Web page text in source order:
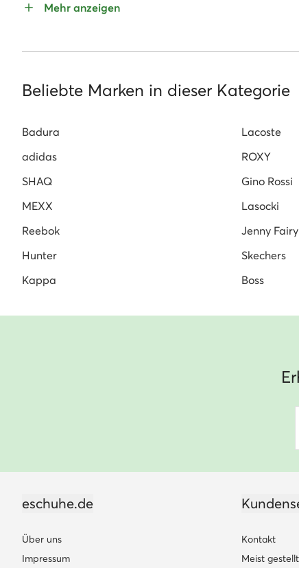
Mehr anzeigen
Beliebte Marken in dieser Kategorie
Badura Lacoste
adidas
ROXY
SHAQ
Gino Rossi
MEXX
Lasocki
Reebok
Jenny Fairy
Hunter
Skechers
Kappa
Boss
eschuhe.de
Über uns
Impressum
Kontakt
Meist